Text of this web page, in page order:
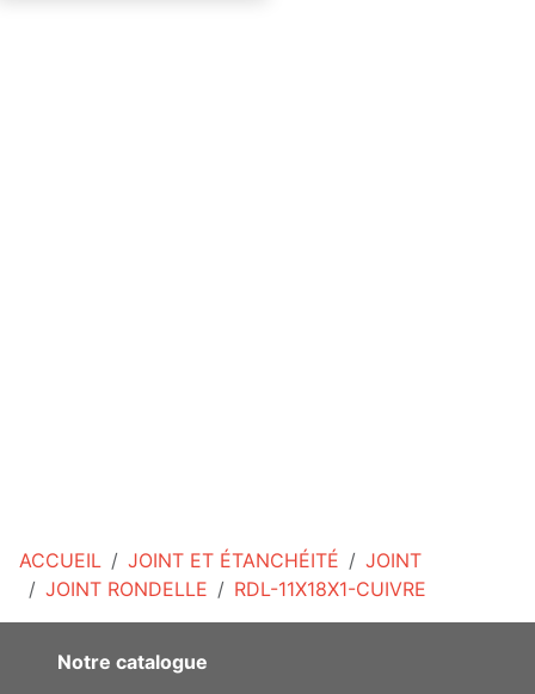
ACCUEIL JOINT ET ÉTANCHÉITÉ
JOINT
JOINT RONDELLE
RDL-11X18X1-CUIVRE
Notre catalogue